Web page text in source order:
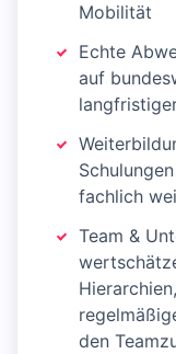
Mobilität
Echte
auf
fachlich
Team &
den